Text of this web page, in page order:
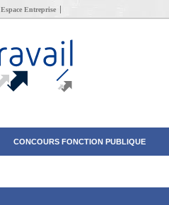
Espace Entreprise
CONCOURS FONCTION PUBLIQUE